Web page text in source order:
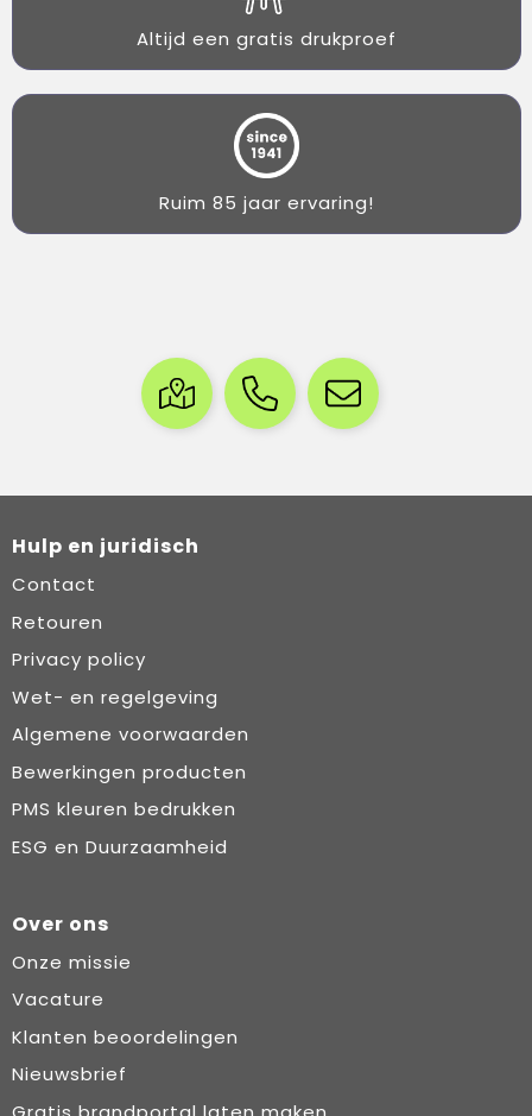
Altijd een gratis drukproef
Ruim 85 jaar ervaring!
Hulp en juridisch
Contact
Retouren
Privacy policy
Wet- en regelgeving
Algemene voorwaarden
Bewerkingen producten
PMS kleuren bedrukken
ESG en Duurzaamheid
Over ons
Onze missie
Vacature
Klanten beoordelingen
Nieuwsbrief